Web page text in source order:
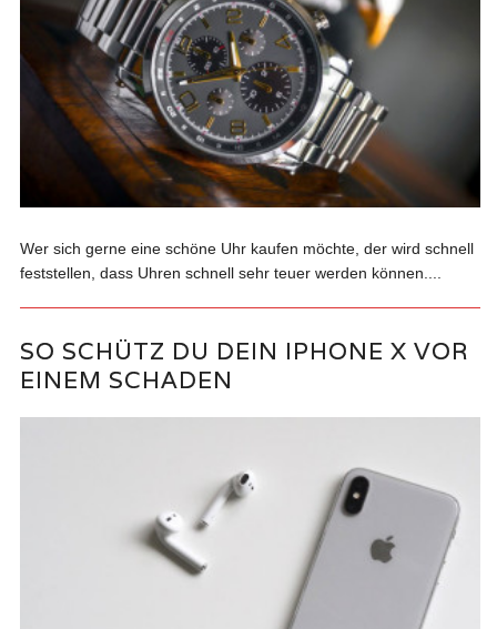
Wer sich gerne eine schöne Uhr kaufen möchte, der wird schnell
feststellen, dass Uhren schnell sehr teuer werden können....
SO SCHÜTZ DU DEIN IPHONE X VOR
EINEM SCHADEN